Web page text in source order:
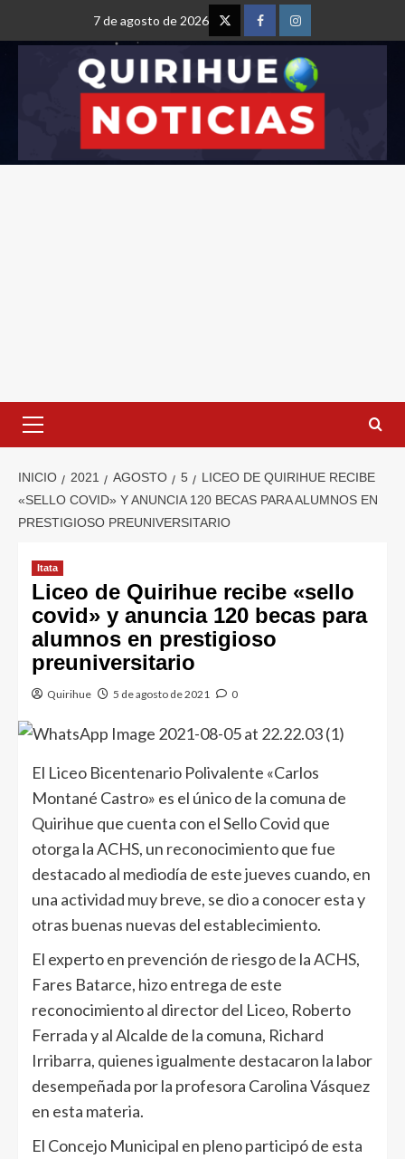
7 de agosto de 2026
INICIO 2021 AGOSTO 5
LICEO DE QUIRIHUE RECIBE
«SELLO COVID» Y ANUNCIA 120 BECAS PARA ALUMNOS EN
PRESTIGIOSO PREUNIVERSITARIO
Itata
Liceo de Quirihue recibe «sello
covid» y anuncia 120 becas para
alumnos en prestigioso
preuniversitario
Quirihue 5 de agosto de 2021 0
El Liceo Bicentenario Polivalente «Carlos
Montané Castro» es el único de la comuna de
Quirihue que cuenta con el Sello Covid que
otorga la ACHS, un reconocimiento que fue
destacado al mediodía de este jueves cuando, en
una actividad muy breve, se dio a conocer esta y
otras buenas nuevas del establecimiento.
El experto en prevención de riesgo de la ACHS,
Fares Batarce, hizo entrega de este
reconocimiento al director del Liceo, Roberto
Ferrada y al Alcalde de la comuna, Richard
Irribarra, quienes igualmente destacaron la labor
desempeñada por la profesora Carolina Vásquez
en esta materia.
El Concejo Municipal en pleno participó de esta